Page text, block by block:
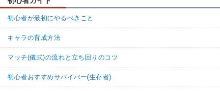
初心者が最初にやるべきこと
キャラの育成方法
マッチ(儀式)の流れと立ち回りのコツ
初心者おすすめサバイバー(生存者)